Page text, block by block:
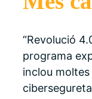
“Revolució
programa
inclou